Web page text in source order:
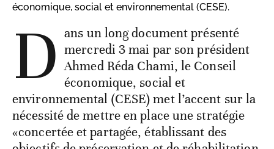
économique, social et environnemental (CESE).
D ans un long document présenté
mercredi 3 mai par son président
Ahmed Réda Chami, le Conseil
économique, social et
environnemental (CESE) met l’accent sur la
nécessité de mettre en place une stratégie
«concertée et partagée, établissant des